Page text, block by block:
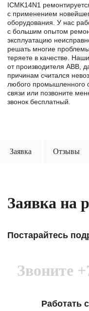
ICMK14N1
с применением
оборудования. У нас
с большим опытом
эксплуатацию
решать многие
теряете в качестве.
от производителя ABB,
причинам считался
любого промышленного
связи или позвоните
звонок бесплатный.
Заявка Отзывы
Заявка на
Постарайтесь
Звоните
Работать